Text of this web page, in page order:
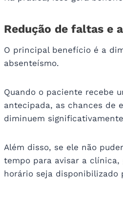
Redução de faltas e
O principal benefício é a
absenteísmo.
Quando o paciente recebe
antecipada, as chances de
diminuem
Além disso, se ele não
tempo para avisar a
horário seja disponibilizado